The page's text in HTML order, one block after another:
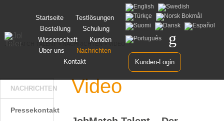
Zum
springen
Startseite
Testlösungen
Bestellung
Schulung
Wissenschaft
Kunden
Über uns
Nachrichten
Kontakt
Kunden-Login
JOBMATCH TALENT>NACHRICHTEN>VIDEO
Video
NACHRICHTEN
Pressekontakt